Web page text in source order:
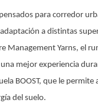
para corredor
a distintas
Management Yarns, el
mejor experiencia
BOOST, que le
del suelo.